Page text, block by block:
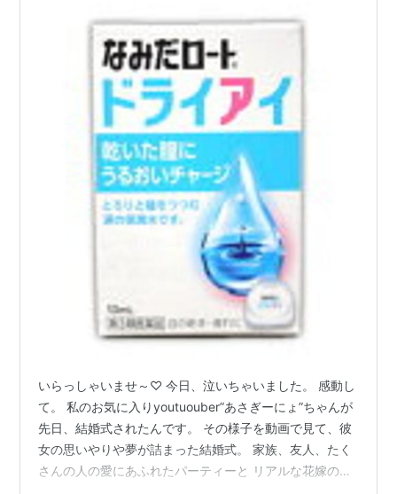
いらっしゃいませ～♡ 今日、泣いちゃいました。 感動し
て。 私のお気に入りyoutuouber”あさぎーにょ”ちゃんが
先日、結婚式されたんです。 その様子を動画で見て、彼
女の思いやりや夢が詰まった結婚式。 家族、友人、たく
さんの人の愛にあふれたパーティーと リアルな花嫁の気